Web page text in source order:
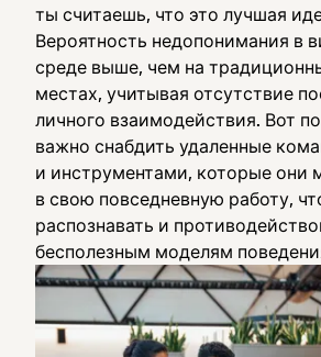
ты считаешь, что это лучшая
Вероятность недопонимания в
среде выше, чем на
местах, учитывая отсутствие
личного взаимодействия. Вот
важно снабдить удаленные
и инструментами, которые они
в свою повседневную работу,
распознавать и
бесполезным моделям